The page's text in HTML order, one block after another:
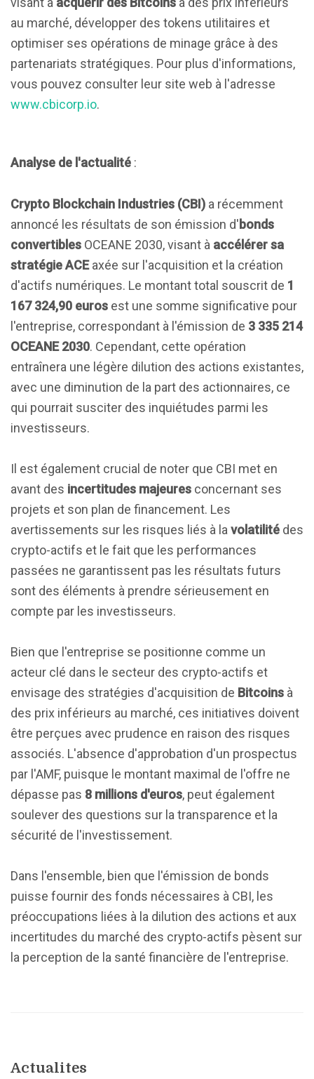
au marché, développer des tokens utilitaires et
optimiser ses opérations de minage grâce à des
partenariats stratégiques. Pour plus d'informations,
vous pouvez consulter leur site web à l'adresse
www.cbicorp.io.
Analyse de l'actualité :
Crypto Blockchain Industries (CBI) a récemment
annoncé les résultats de son émission d' bonds
convertibles OCEANE 2030, visant à accélérer sa
stratégie ACEaxée sur l'acquisition et la création
d'actifs numériques. Le montant total souscrit de 1
167 324,90 euros est une somme significative pour
l'entreprise, correspondant à l'émission de 3 335 214
OCEANE 2030. Cependant, cette opération
entraînera une légère dilution des actions existantes,
avec une diminution de la part des actionnaires, ce
qui pourrait susciter des inquiétudes parmi les
investisseurs.
Il est également crucial de noter que CBI met en
avant des incertitudes majeures concernant ses
projets et son plan de financement. Les
avertissements sur les risques liés à la volatilité des
crypto-actifs et le fait que les performances
passées ne garantissent pas les résultats futurs
sont des éléments à prendre sérieusement en
compte par les investisseurs.
Bien que l'entreprise se positionne comme un
acteur clé dans le secteur des crypto-actifs et
envisage des stratégies d'acquisition de Bitcoins à
des prix inférieurs au marché, ces initiatives doivent
être perçues avec prudence en raison des risques
associés. L'absence d'approbation d'un prospectus
par l'AMF, puisque le montant maximal de l'offre ne
dépasse pas 8 millions d'euros, peut également
soulever des questions sur la transparence et la
sécurité de l'investissement.
Dans l'ensemble, bien que l'émission de bonds
puisse fournir des fonds nécessaires à CBI, les
préoccupations liées à la dilution des actions et aux
incertitudes du marché des crypto-actifs pèsent sur
la perception de la santé financière de l'entreprise.
Actualites